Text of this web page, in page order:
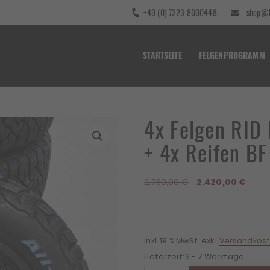
+49 (0) 7223 8000448
STARTSEITE FELGENPROGRAMM
4x Felgen
+ 4x Reifen
2.750,00€
Ursprünglicher
2.420,00 €
inkl. 19 % MwSt. exkl.
Lieferzeit:3 - 7 Werktage